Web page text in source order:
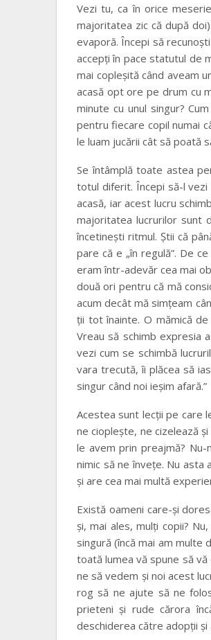
Vezi tu, ca în orice
majoritatea zic că după
evaporă. Începi să
accepţi în pace statutul de
mai copleşită când aveam
acasă opt ore pe drum cu
minute cu unul singur?
pentru fiecare copil numai
le luam jucării cât să poată
Se întâmplă toate astea
totul diferit. Începi să-l vezi
acasă, iar acest lucru
majoritatea lucrurilor sunt
încetineşti ritmul. Ştii că
pare că e „în regulă”. De
eram într-adevăr cea mai
două ori pentru că mă
acum decât mă simţeam
ţii tot înainte. O mămică de
Vreau să schimb expresia
vezi cum se schimbă
vara trecută, îi plăcea să
singur când noi ieşim afară.”
Acestea sunt lecţii pe care
ne ciopleşte, ne cizelează
le avem prin preajmă?
nimic să ne înveţe. Nu asta
şi are cea mai multă
Există oameni care-şi
şi, mai ales, mulţi copii?
singură (încă mai am multe
toată lumea vă spune să
ne să vedem şi noi acest
rog să ne ajute să ne
prieteni şi rude cărora
deschiderea către adopţii şi